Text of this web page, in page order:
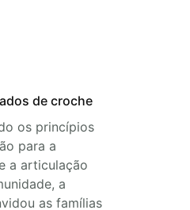
de croche
os princípios
para a
a articulação
a
as famílias